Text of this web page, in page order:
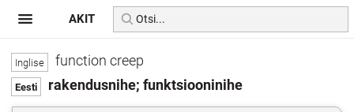
function creep
rakendusnihe; funktsiooninihe
AKIT